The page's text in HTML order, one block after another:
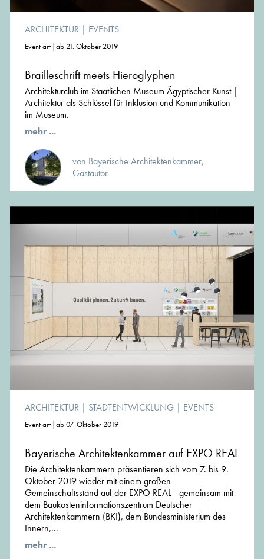
ARCHITEKTUR | EVENTS
Event am|ab 21. Oktober 2019
Brailleschrift meets Hieroglyphen
Architekturclub im Staatlichen Museum Ägyptischer Kunst |
Architektur als Schlüssel für Inklusion und Kommunikation
im Museum.
mehr ...
von Bayerische Architektenkammer,
Gastautor
ARCHITEKTUR | STADTENTWICKLUNG | EVENTS
Event am|ab 07. Oktober 2019
Bayerische Architektenkammer auf EXPO REAL
Die Architektenkammern präsentieren sich vom 7. bis 9.
Oktober 2019 wieder mit einem großen
Gemeinschaftsstand auf der EXPO REAL - gemeinsam mit
dem Baukosteninformationszentrum Deutscher
Architektenkammern (BKI), dem Bundesministerium des
Innern,...
mehr ...